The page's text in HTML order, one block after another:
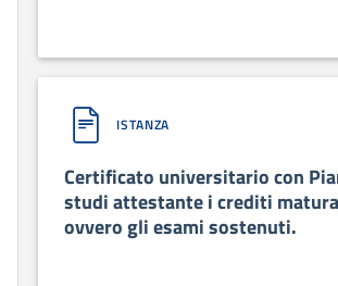
ISTANZA
Certificato universitario con
studi attestante i crediti
ovvero gli esami sostenuti.